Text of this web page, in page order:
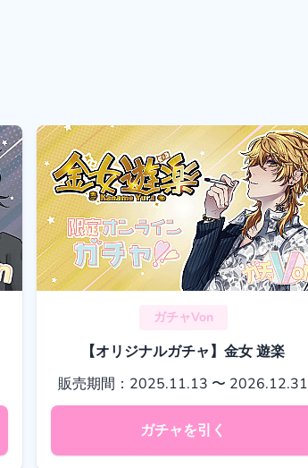
ガチャVon
【オリジナルガチャ】金女 遊楽
販売期間：2025.11.13 〜 2026.12.31
ガチャを引く